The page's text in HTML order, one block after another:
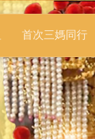
首次三媽同行